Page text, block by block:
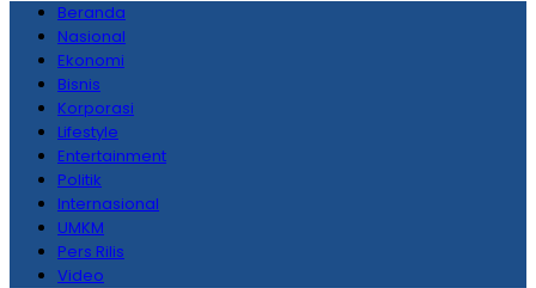
Beranda
Nasional
Ekonomi
Bisnis
Korporasi
Lifestyle
Entertainment
Politik
Internasional
UMKM
Pers Rilis
Video